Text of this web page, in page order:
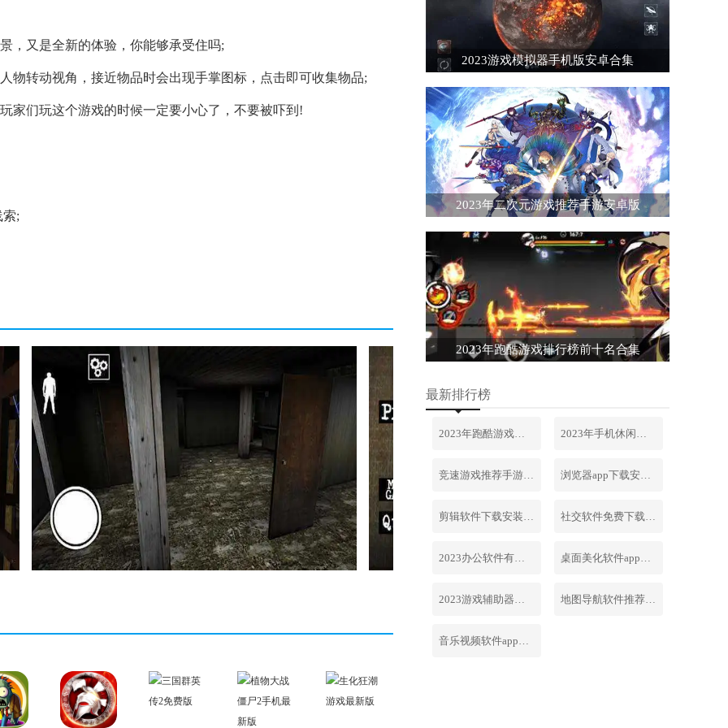
，又是全新的体验，你能够承受住吗;
物转动视角，接近物品时会出现手掌图标，点击即可收集物品;
家们玩这个游戏的时候一定要小心了，不要被吓到!
;
2023游戏模拟器手机版安卓合集
2023年二次元游戏推荐手游安卓版
2023年跑酷游戏排行榜前十名合集
最新排行榜
2023年跑酷游戏排行榜前十名合集 2023年手机休闲游戏排行榜前十名
竞速游戏推荐手游排行榜最新2023 浏览器app下载安装免费官网
剪辑软件下载安装免费手机版 社交软件免费下载安装大全最新
2023办公软件有哪些合集软件 桌面美化软件app下载安卓版
2023游戏辅助器软件大全免费 地图导航软件推荐下载安装手机版
音乐视频软件app下载安装免费